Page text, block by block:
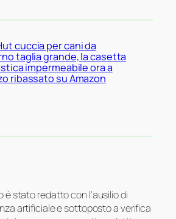
cuccia per cani da
taglia grande, la casetta
impermeabile ora a
ribassato su Amazon
è stato redatto con l’ausilio di
artificiale e sottoposto a verifica